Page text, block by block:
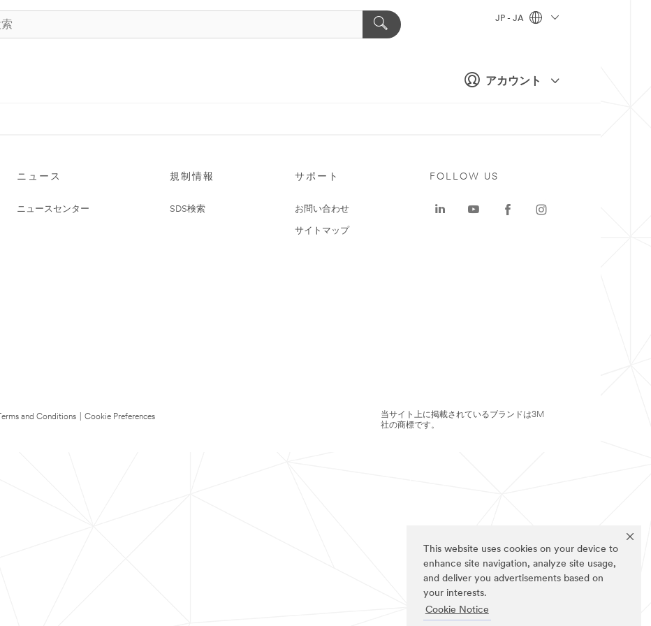
This website uses cookies on your device to
enhance site navigation, analyze site usage,
and deliver you advertisements based on
your interests.
Cookie Notice
アカウント
JP - JA
ニュース
ニュースセンター
規制情報
SDS検索
サポート
お問い合わせ
サイトマップ
Terms and Conditions
Cookie Preferences
FOLLOW US
当サイト上に掲載されているブランドは3M
社の商標です。